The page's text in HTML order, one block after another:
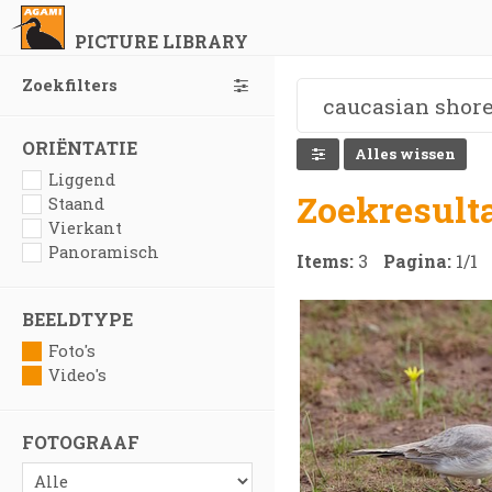
PICTURE LIBRARY
Zoekfilters
ORIËNTATIE
Liggend
Staand
Vierkant
Panoramisch
BEELDTYPE
Foto's
Video's
FOTOGRAAF
Alles wissen
Items: 3 Pagina: 1/1